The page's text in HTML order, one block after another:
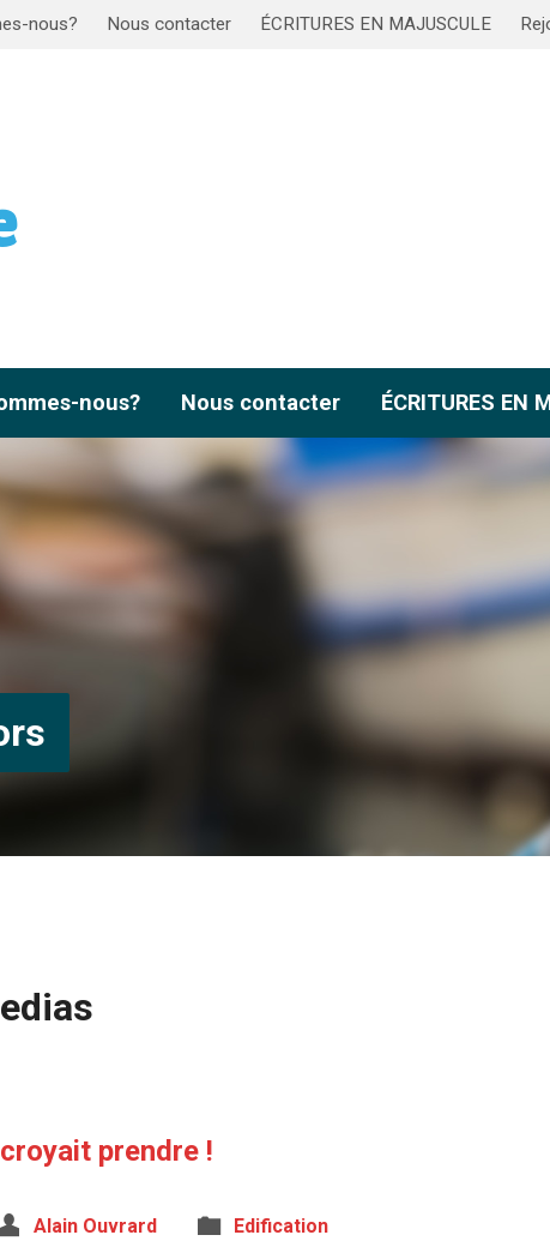
nous? Nous contacter ÉCRITURES EN MAJUSCULE
nous? Nous contacter ÉCRITURES EN
prendre !
Alain Ouvrard Edification